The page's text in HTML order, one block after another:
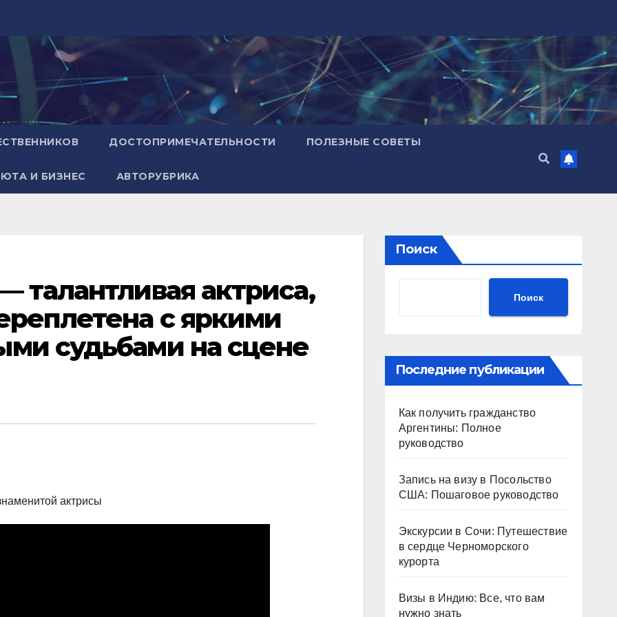
ДОСТОПРИМЕЧАТЕЛЬНОСТИ ПОЛЕЗНЫЕ СОВЕТЫ
И БИЗНЕС АВТОРУБРИКА
талантливая актриса,
с яркими
судьбами на сцене
Поиск
Поиск
Последние публикации
Как получить гражданство
Аргентины: Полное
руководство
Запись на визу в Посольство
США: Пошаговое руководство
Экскурсии в Сочи: Путешествие
в сердце Черноморского
курорта
Визы в Индию: Все, что вам
нужно знать